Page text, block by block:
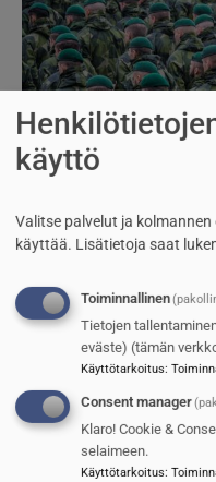
Ruotsalaisjoukot
8.10.2024 Jarmo
käyttö
Valitse palvelut ja
käyttää. Lisätietoja saat
Toiminnallinen
Tietojen
eväste) (tämän
Käyttötarkoitus:
Consent manager
Klaro! Cookie &
selaimeen.
Käyttötarkoitus: